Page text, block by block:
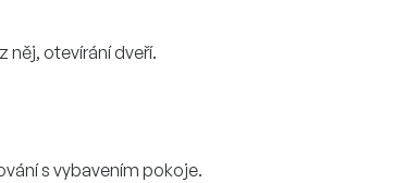
něj, otevírání dveří.
s vybavením pokoje.